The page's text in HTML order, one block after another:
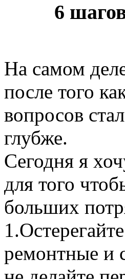
6
На самом
после того
вопросов
глубже.
Сегодня я
для того
больших
1.
ремонтные и